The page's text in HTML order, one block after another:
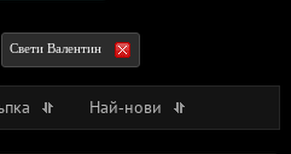
Свети Валентин
Най-нови